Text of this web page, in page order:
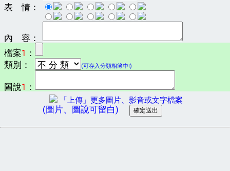
表 情：
內 容：
檔案1 ：
類別：
(可存入分類相簿中!)
圖說1 ：
「上傳」更多圖片、影音或文字檔案
(圖片、圖說可留白)